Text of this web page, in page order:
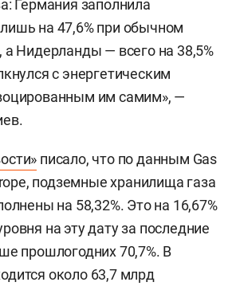
Германия заполнила
на 47,6% при обычном
а Нидерланды — всего на 38,5%
с энергетическим
им самим», —
писало, что по данным Gas
подземные хранилища газа
на 58,32%. Это на 16,67%
на эту дату за последние
прошлогодних 70,7%. В
около 63,7 млрд